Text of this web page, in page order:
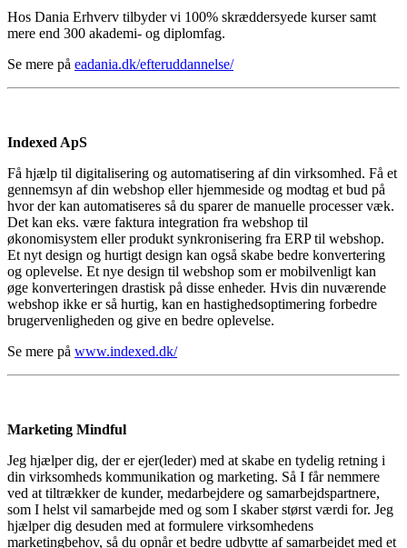
Hos Dania Erhverv tilbyder vi 100% skræddersyede kurser samt
mere end 300 akademi- og diplomfag.
Se mere på eadania.dk/efteruddannelse/
Indexed ApS
Få hjælp til digitalisering og automatisering af din virksomhed. Få et
gennemsyn af din webshop eller hjemmeside og modtag et bud på
hvor der kan automatiseres så du sparer de manuelle processer væk.
Det kan eks. være faktura integration fra webshop til
økonomisystem eller produkt synkronisering fra ERP til webshop.
Et nyt design og hurtigt design kan også skabe bedre konvertering
og oplevelse. Et nye design til webshop som er mobilvenligt kan
øge konverteringen drastisk på disse enheder. Hvis din nuværende
webshop ikke er så hurtig, kan en hastighedsoptimering forbedre
brugervenligheden og give en bedre oplevelse.
Se mere på www.indexed.dk/
Marketing Mindful
Jeg hjælper dig, der er ejer(leder) med at skabe en tydelig retning i
din virksomheds kommunikation og marketing. Så I får nemmere
ved at tiltrækker de kunder, medarbejdere og samarbejdspartnere,
som I helst vil samarbejde med og som I skaber størst værdi for. Jeg
hjælper dig desuden med at formulere virksomhedens
marketingbehov, så du opnår et bedre udbytte af samarbejdet med et